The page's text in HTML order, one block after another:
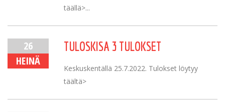
täällä>...
26
HEINÄ
TULOSKISA 3 TULOKSET
Keskuskentällä 25.7.2022. Tulokset löytyy
täältä>